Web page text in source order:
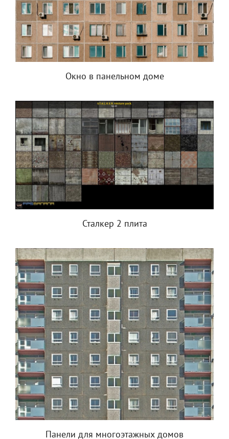
Окно в панельном доме
Сталкер 2 плита
Панели для многоэтажных домов